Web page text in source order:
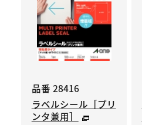
品番 28416
ラベルシール［プリ
ンタ兼用］